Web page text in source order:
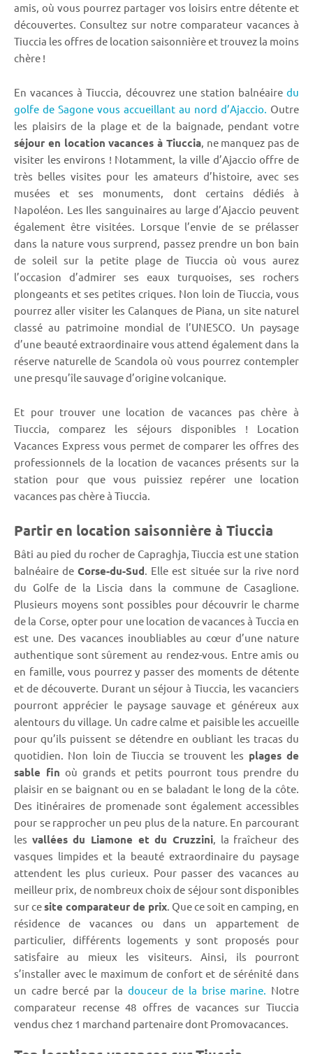
amis, où vous pourrez partager vos loisirs entre détente et
découvertes. Consultez sur notre comparateur vacances à
Tiuccia les offres de location saisonnière et trouvez la moins
chère !
En vacances à Tiuccia, découvrez une station balnéaire du
golfe de Sagone vous accueillant au nord d’Ajaccio. Outre
les plaisirs de la plage et de la baignade, pendant votre
séjour en location vacances à Tiuccia, ne manquez pas de
visiter les environs ! Notamment, la ville d’Ajaccio offre de
très belles visites pour les amateurs d’histoire, avec ses
musées et ses monuments, dont certains dédiés à
Napoléon. Les Iles sanguinaires au large d’Ajaccio peuvent
également être visitées. Lorsque l’envie de se prélasser
dans la nature vous surprend, passez prendre un bon bain
de soleil sur la petite plage de Tiuccia où vous aurez
l’occasion d’admirer ses eaux turquoises, ses rochers
plongeants et ses petites criques. Non loin de Tiuccia, vous
pourrez aller visiter les Calanques de Piana, un site naturel
classé au patrimoine mondial de l’UNESCO. Un paysage
d’une beauté extraordinaire vous attend également dans la
réserve naturelle de Scandola où vous pourrez contempler
une presqu’île sauvage d’origine volcanique.
Et pour trouver une location de vacances pas chère à
Tiuccia, comparez les séjours disponibles ! Location
Vacances Express vous permet de comparer les offres des
professionnels de la location de vacances présents sur la
station pour que vous puissiez repérer une location
vacances pas chère à Tiuccia.
Partir en location saisonnière à Tiuccia
Bâti au pied du rocher de Capraghja, Tiuccia est une station
balnéaire deCorse-du-Sud. Elle est située sur la rive nord
du Golfe de la Liscia dans la commune de Casaglione.
Plusieurs moyens sont possibles pour découvrir le charme
de la Corse, opter pour une location de vacances à Tuccia en
est une. Des vacances inoubliables au cœur d’une nature
authentique sont sûrement au rendez-vous. Entre amis ou
en famille, vous pourrez y passer des moments de détente
et de découverte. Durant un séjour à Tiuccia, les vacanciers
pourront apprécier le paysage sauvage et généreux aux
alentours du village. Un cadre calme et paisible les accueille
pour qu’ils puissent se détendre en oubliant les tracas du
quotidien. Non loin de Tiuccia se trouvent les plages de
sable fin où grands et petits pourront tous prendre du
plaisir en se baignant ou en se baladant le long de la côte.
Des itinéraires de promenade sont également accessibles
pour se rapprocher un peu plus de la nature. En parcourant
les vallées du Liamone et du Cruzzini, la fraîcheur des
vasques limpides et la beauté extraordinaire du paysage
attendent les plus curieux. Pour passer des vacances au
meilleur prix, de nombreux choix de séjour sont disponibles
sur cesite comparateur de prix. Que ce soit en camping, en
résidence de vacances ou dans un appartement de
particulier, différents logements y sont proposés pour
satisfaire au mieux les visiteurs. Ainsi, ils pourront
s’installer avec le maximum de confort et de sérénité dans
un cadre bercé par la douceur de la brise marine. Notre
comparateur recense 48 offres de vacances sur Tiuccia
vendus chez 1 marchand partenaire dont Promovacances.